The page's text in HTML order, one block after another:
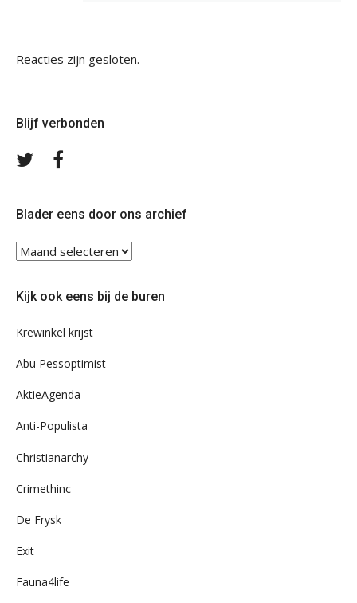
Reacties zijn gesloten.
Blijf verbonden
Volg
Blader eens door ons archief
Blader
eens
ons
Kijk ook eens bij de buren
Krewinkel krijst
Abu Pessoptimist
AktieAgenda
Anti-Populista
Christianarchy
Crimethinc
De Frysk
Exit
Fauna4life